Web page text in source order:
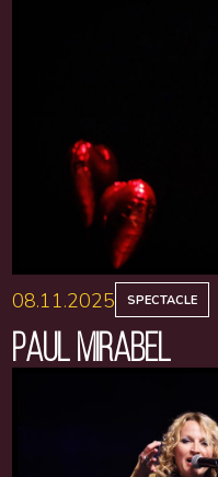
08.11.2025 SPECTACLE
PAUL MIRABEL